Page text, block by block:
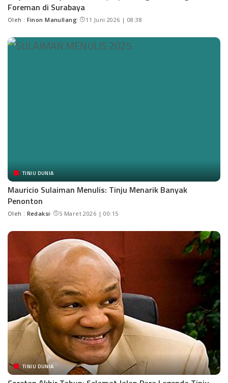
Foreman di Surabaya
Oleh : Finon Manullang 11 Juni 2026 | 08:38
TINJU DUNIA
Mauricio Sulaiman Menulis: Tinju Menarik Banyak
Penonton
Oleh : Redaksi 5 Maret 2026 | 00:15
TINJU DUNIA